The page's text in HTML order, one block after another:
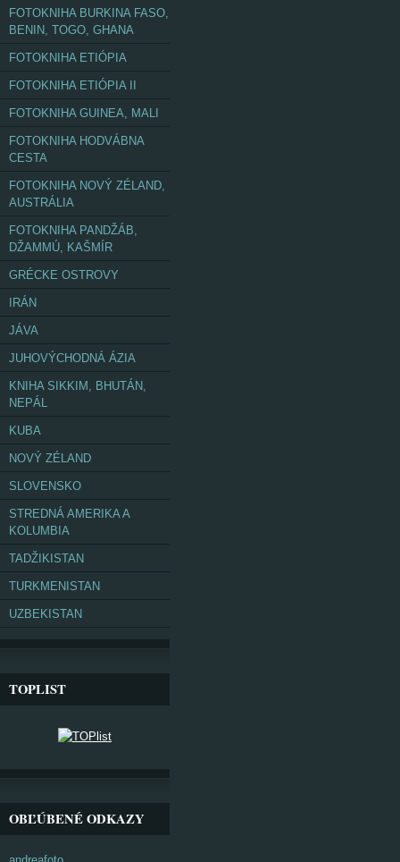
FOTOKNIHA BURKINA FASO,
BENIN, TOGO, GHANA
FOTOKNIHA ETIÓPIA
FOTOKNIHA ETIÓPIA II
FOTOKNIHA GUINEA, MALI
FOTOKNIHA HODVÁBNA
CESTA
FOTOKNIHA NOVÝ ZÉLAND,
AUSTRÁLIA
FOTOKNIHA PANDŽÁB,
DŽAMMÚ, KAŠMÍR
GRÉCKE OSTROVY
IRÁN
JÁVA
JUHOVÝCHODNÁ ÁZIA
KNIHA SIKKIM, BHUTÁN,
NEPÁL
KUBA
NOVÝ ZÉLAND
SLOVENSKO
STREDNÁ AMERIKA A
KOLUMBIA
TADŽIKISTAN
TURKMENISTAN
UZBEKISTAN
TOPLIST
OBĽÚBENÉ ODKAZY